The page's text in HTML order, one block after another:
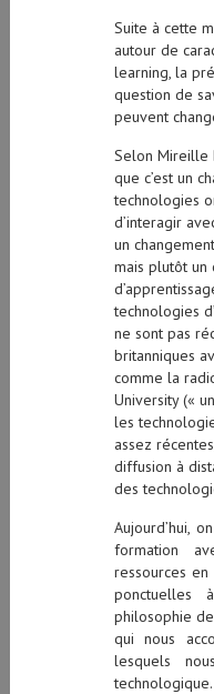
Suite à cette
autour de
learning, la
question de
peuvent
Selon Mireille
que c’est un
technologies
d’interagir
un
mais plutôt un
technologies
ne sont pas
britanniques
comme la
University («
les
assez
diffusion à
des
Aujourd’hui,
formation
ressources
ponctuelles
philosophie
qui nous
lesquels
technologique.